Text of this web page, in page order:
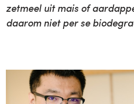
zetmeel uit mais of
daarom niet per se